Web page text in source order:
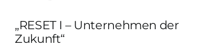
„RESET I – Unternehmen der
Zukunft“